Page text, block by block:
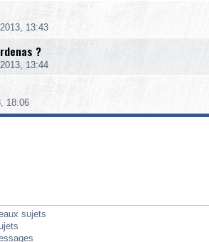
13:43
?
13:44
18:06
sujets